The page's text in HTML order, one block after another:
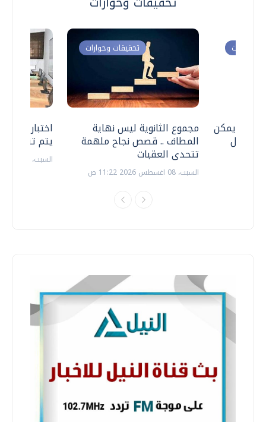
اختبارات
يتم
السبت، 18 يوليو 2026 09:22 ص
تحقيقات وحوارات
مجموع الثانوية ليس نهاية
المطاف .. قصص نجاح ملهمة
تتحدى العقبات
السبت، 08 اغسطس 2026 11:22 ص
وحوارات
.. هل يمكن
نتعامل